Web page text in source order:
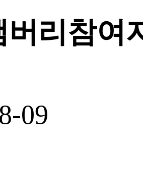
버리참여
09